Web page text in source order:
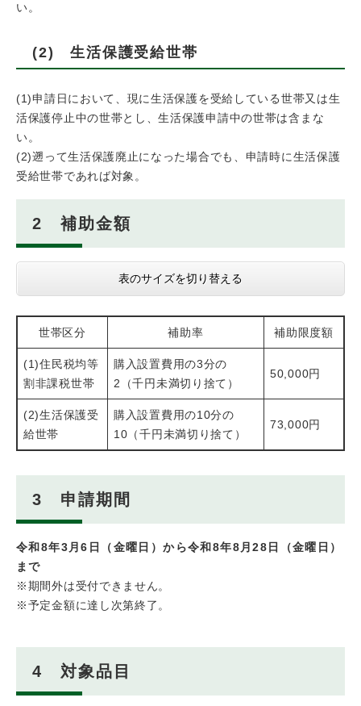
い。
(2) 生活保護受給世帯
(1)申請日において、現に生活保護を受給している世帯又は生
活保護停止中の世帯とし、生活保護申請中の世帯は含まな
い。
(2)遡って生活保護廃止になった場合でも、申請時に生活保護
受給世帯であれば対象。
2 補助金額
表のサイズを切り替える
世帯区分 補助率 補助限度額
(1)住民税均等
割非課税世帯
購入設置費用の3分の
2（千円未満切り捨て）
50,000円
(2)生活保護受
給世帯
購入設置費用の10分の
10（千円未満切り捨て）
73,000円
3 申請期間
令和8年3月6日（金曜日）から令和8年8月28日（金曜日）
まで
※期間外は受付できません。
※予定金額に達し次第終了。
4 対象品目